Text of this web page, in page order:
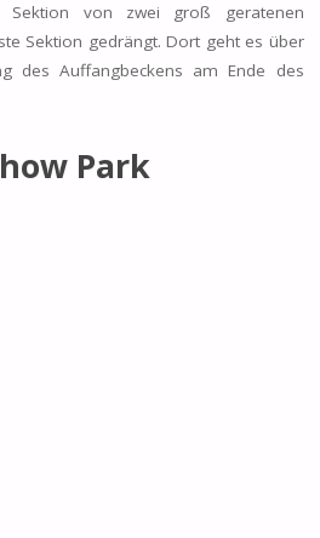
Sektion von zwei groß geratenen
Sektion gedrängt. Dort geht es über
des Auffangbeckens am Ende des
Park